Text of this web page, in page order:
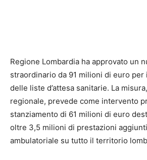
Regione Lombardia ha approvato un
straordinario da 91 milioni di euro
delle liste d’attesa sanitarie. La
regionale, prevede come intervento
stanziamento di 61 milioni di euro
oltre 3,5 milioni di prestazioni
ambulatoriale su tutto il territorio